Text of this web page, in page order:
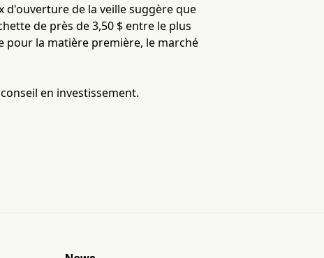
d'ouverture de la veille suggère que
de près de 3,50 $ entre le plus
pour la matière première, le marché
en investissement.